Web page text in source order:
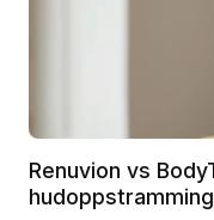
Renuvion vs